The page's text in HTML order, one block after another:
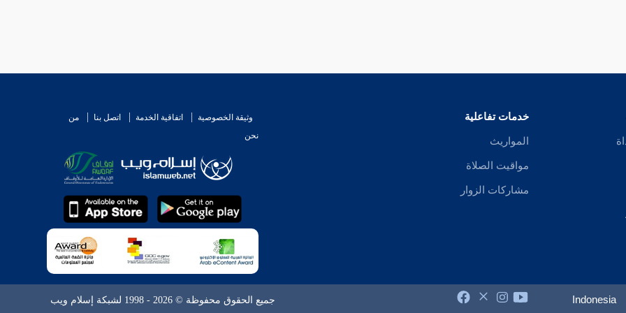
خدمات تفاعلية
المواريث
مواقيت الصلاة
مشاركات الزوار
وثيقة الخصوصية اتفاقية الخدمة اتصل بنا
من
نحن
Indonesia جميع الحقوق محفوظة © 2026 - 1998 لشبكة إسلام ويب